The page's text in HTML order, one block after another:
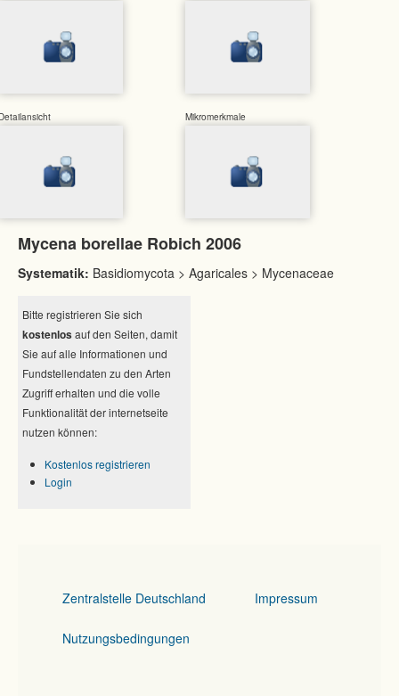
Mikromerkmale
Mycena borellae Robich 2006
Systematik: Basidiomycota > Agaricales > Mycenaceae
Bitte registrieren Sie sich
kostenlos auf den Seiten, damit
Sie auf alle Informationen und
Fundstellendaten zu den Arten
Zugriff erhalten und die volle
Funktionalität der internetseite
nutzen können:
Kostenlos registrieren
Login
Zentralstelle Deutschland Impressum
Nutzungsbedingungen